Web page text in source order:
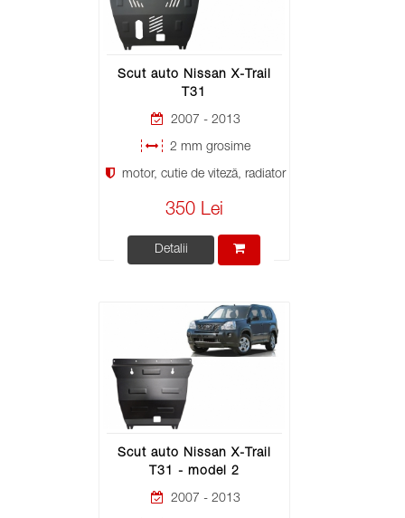
Scut auto Nissan X-Trail
T31
2007 - 2013
2 mm grosime
motor, cutie de viteză, radiator
350 Lei
Detalii
Scut auto Nissan X-Trail
T31 - model 2
2007 - 2013